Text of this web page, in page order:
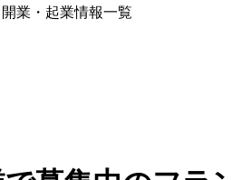
業・起業情報一覧